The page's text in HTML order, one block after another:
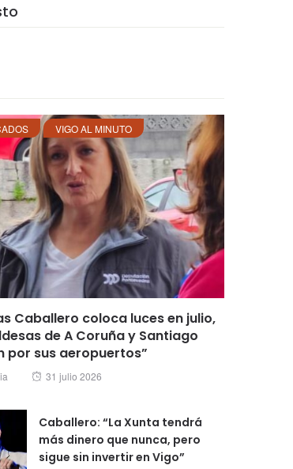
VIGO AL MINUTO
Caballero coloca luces en julio,
de A Coruña y Santiago
por sus aeropuertos”
Posted
31 julio 2026
Caballero: “La Xunta tendrá
más dinero que nunca, pero
sigue sin invertir en Vigo”